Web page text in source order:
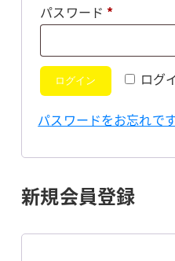
パスワード *必
ログ
ログイン
パスワードをお忘れで
新規会員登録